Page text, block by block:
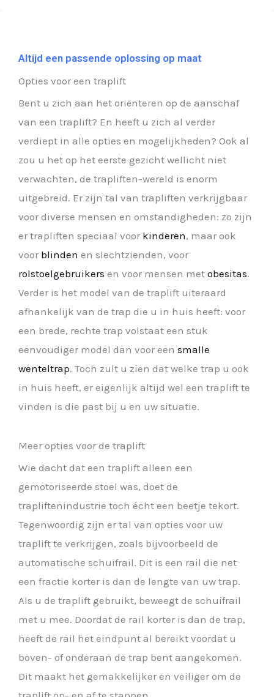
Altijd een passende oplossing op maat
Opties voor een traplift
Bent u zich aan het oriënteren op de aanschaf
van een traplift? En heeft u zich al verder
verdiept in alle opties en mogelijkheden? Ook al
zou u het op het eerste gezicht wellicht niet
verwachten, de trapliften-wereld is enorm
uitgebreid. Er zijn tal van trapliften verkrijgbaar
voor diverse mensen en omstandigheden: zo zijn
er trapliften speciaal voor kinderen, maar ook
voor blinden en slechtzienden, voor
rolstoelgebruikers en voor mensen met obesitas.
Verder is het model van de traplift uiteraard
afhankelijk van de trap die u in huis heeft: voor
een brede, rechte trap volstaat een stuk
eenvoudiger model dan voor een smalle
wenteltrap. Toch zult u zien dat welke trap u ook
in huis heeft, er eigenlijk altijd wel een traplift te
vinden is die past bij u en uw situatie.
Meer opties voor de traplift
Wie dacht dat een traplift alleen een
gemotoriseerde stoel was, doet de
trapliftenindustrie toch écht een beetje tekort.
Tegenwoordig zijn er tal van opties voor uw
traplift te verkrijgen, zoals bijvoorbeeld de
automatische schuifrail. Dit is een rail die net
een fractie korter is dan de lengte van uw trap.
Als u de traplift gebruikt, beweegt de schuifrail
met u mee. Doordat de rail korter is dan de trap,
heeft de rail het eindpunt al bereikt voordat u
boven- of onderaan de trap bent aangekomen.
Dit maakt het gemakkelijker en veiliger om de